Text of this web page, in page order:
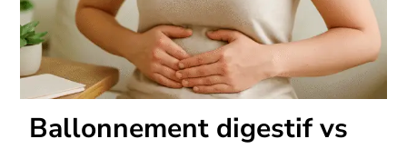
Ballonnement digestif vs